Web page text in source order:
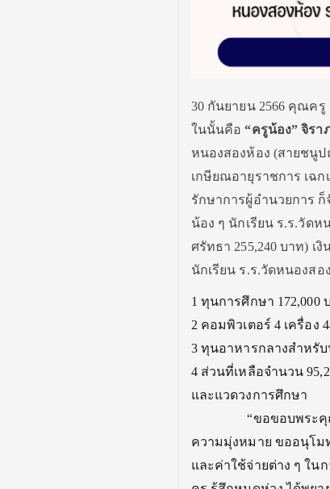
30 กันยายน 2566 คุณค
ในนั้นคือ “ครูน้อง” จิร
หนองสองห้อง (สายชนู
เกษียณอายุราชการ เฉ
รักษาการผู้อำนวยการ
น้อง ๆ นักเรียน ร.ร.วัดห
ศรัทธา 255,240 บาท) เ
นักเรียน ร.ร.วัดหนองส
1 ทุนการศึกษา 172,000
2 คอมพิวเตอร์ 4 เครื่อง
3 ทุนอาหารกลางสำหรั
4 ส่วนที่เหลือจำนวน
และแวดวงการศึกษา
“ขอขอบพระคุณ ผู้ร่
ความมุ่งหมาย ขออนุโม
และค่าใช้จ่ายต่าง ๆ ใน